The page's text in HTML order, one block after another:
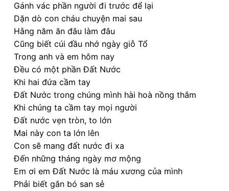
Gánh vác phần người đi trước để lại
Dặn dò con cháu chuyện mai sau
Hằng năm ăn đâu làm đâu
Cũng biết cúi đầu nhớ ngày giỗ Tổ
Trong anh và em hôm nay
Đều có một phần Đất Nước
Khi hai đứa cầm tay
Đất Nước trong chúng mình hài hoà nồng thắm
Khi chúng ta cầm tay mọi người
Đất nước vẹn tròn, to lớn
Mai này con ta lớn lên
Con sẽ mang đất nước đi xa
Đến những tháng ngày mơ mộng
Em ơi em Đất Nước là máu xương của mình
Phải biết gắn bó san sẻ